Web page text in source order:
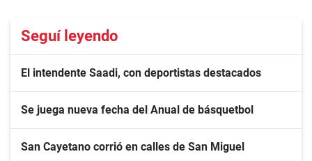
Seguí leyendo
El intendente Saadi, con deportistas destacados
Se juega nueva fecha del Anual de básquetbol
San Cayetano corrió en calles de San Miguel